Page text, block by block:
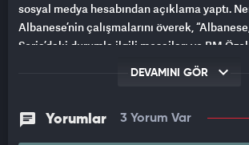
sosyal medya hesabından açıklama yaptı.
Albanese’nin çalışmalarını överek,
Şeria’daki durumla ilgili mesajları ve BM
yayınladığı raporlarla, kanıtlanmış
DEVAMINI GÖR
Yorumlar 3 Yorum Var